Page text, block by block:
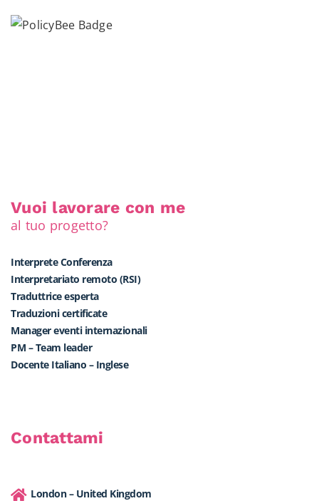
Vuoi lavorare con me
al tuo progetto?
Interprete Conferenza
Interpretariato remoto (RSI)
Traduttrice esperta
Traduzioni certificate
Manager eventi internazionali
PM – Team leader
Docente Italiano – Inglese
Contattami
London – United Kingdom